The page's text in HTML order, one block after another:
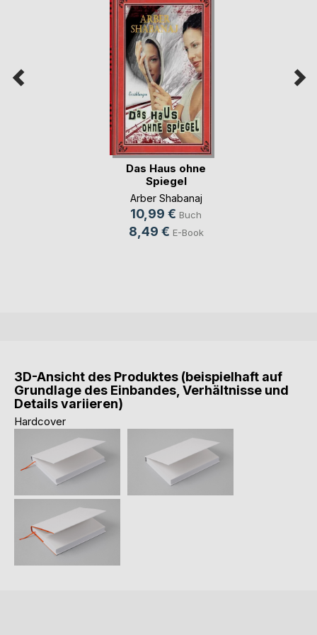
Das Haus ohne
Spiegel
Arber Shabanaj
10,99 € Buch
8,49 € E-Book
3D-Ansicht des Produktes (beispielhaft auf
Grundlage des Einbandes, Verhältnisse und
Details variieren)
Hardcover